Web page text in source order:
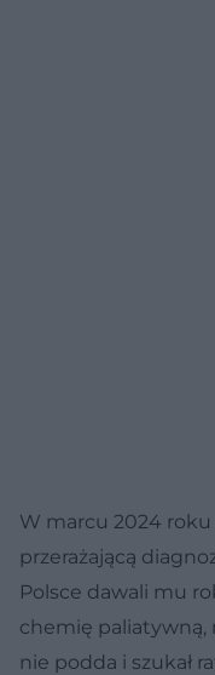
W marcu 2024 roku
przerażającą
Polsce dawali mu
chemię paliatywną,
nie podda i szukał